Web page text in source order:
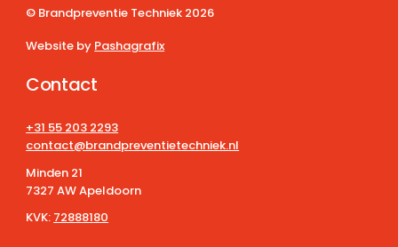
© Brandpreventie Techniek 2026
Website by Pashagrafix
Contact
+31 55 203 2293
contact@brandpreventietechniek.nl
Minden 21
7327 AW Apeldoorn
KVK: 72888180